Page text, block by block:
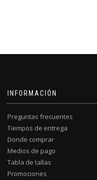
INFORMACIÓN
Preguntas frecuentes
Tiempos de entrega
Donde comprar
Medios de pago
Tabla de tallas
Promociones